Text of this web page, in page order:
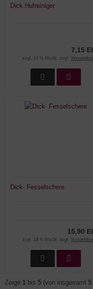
Dick Hufreiniger
7,15
zzgl. 19 % MwSt. zzgl.
Dick- Fesselschere
15,90
zzgl. 19 % MwSt. zzgl.
Zeige 1 bis 5 (von insgesamt 5